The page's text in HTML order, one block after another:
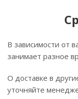
В зависимости от
занимает разное
О доставке в
уточняйте